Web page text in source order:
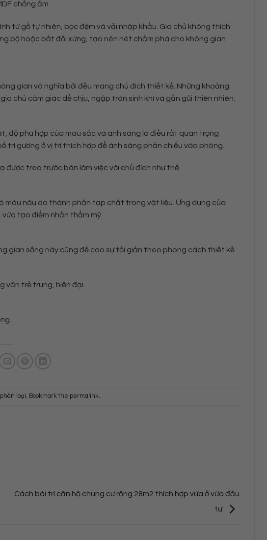
chống ẩm.
từ gỗ tự nhiên, bọc đệm và vải nhập khẩu. Gia chủ không thích
bộ hoặc bất đối xứng, tạo nên nét chấm phá cho không gian
gian vô nghĩa bởi đều mang chủ đích thiết kế. Những khoảng
chủ cảm giác dễ chịu, ngập tràn sinh khí và gần gũi thiên nhiên.
phù hợp của màu sắc và ánh sáng là điều rất quan trọng
gương ở vị trí thích hợp để ánh sáng phản chiếu vào phòng.
được treo trước bàn làm việc với chủ đích như thế.
màu nâu do thành phần tạp chất trong vật liệu. Ứng dụng của
tạo điểm nhấn thẩm mỹ.
gian sống này cũng đề cao sự tối giản theo phong cách thiết kế
vẫn trẻ trung, hiện đại.
loại. Bookmark the permalink.
Cách bài trí căn hộ chung cư rộng 28m2 thích hợp vừa ở vừa đầu
tư